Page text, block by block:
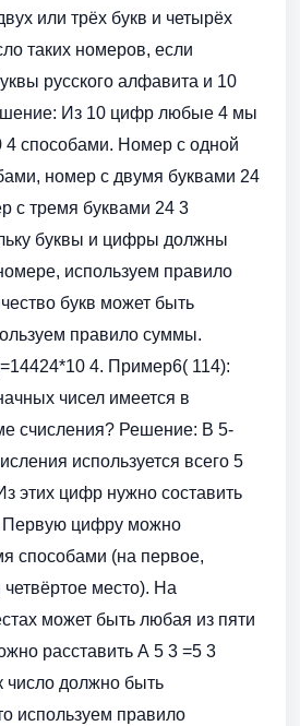
или трёх букв и четырёх
таких номеров, если
русского алфавита и 10
Из 10 цифр любые 4 мы
способами. Номер с одной
номер с двумя буквами 24
с тремя буквами 24 3
буквы и цифры должны
используем правило
букв может быть
правило суммы.
4. Пример6( 114):
чисел имеется в
счисления? Решение: В 5-
используется всего 5
этих цифр нужно составить
Первую цифру можно
способами (на первое,
четвёртое место). На
может быть любая из пяти
расставить А 5 3 =5 3
число должно быть
используем правило